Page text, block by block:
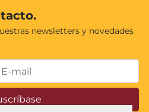
newsletters y novedades